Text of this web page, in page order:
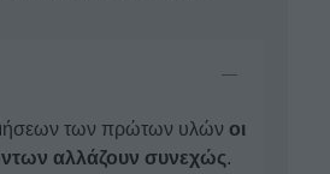
των πρώτων υλών οι
αλλάζουν συνεχώς.